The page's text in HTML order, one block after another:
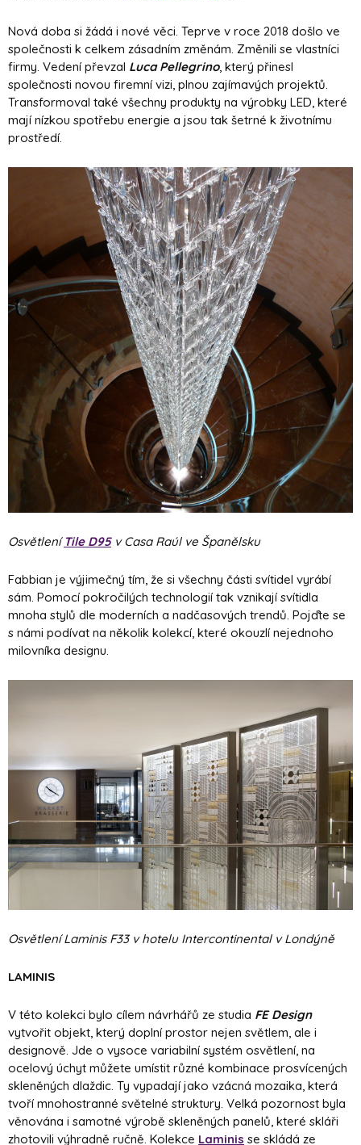
Nová doba si žádá i nové věci. Teprve v roce 2018 došlo ve
společnosti k celkem zásadním změnám. Změnili se vlastníci
firmy. Vedení převzal Luca Pellegrino, který přinesl
společnosti novou firemní vizi, plnou zajímavých projektů.
Transformoval také všechny produkty na výrobky LED, které
mají nízkou spotřebu energie a jsou tak šetrné k životnímu
prostředí.
Osvětlení Tile D95v Casa Raúl ve Španělsku
Fabbian je výjimečný tím, že si všechny části svítidel vyrábí
sám. Pomocí pokročilých technologií tak vznikají svítidla
mnoha stylů dle moderních a nadčasových trendů. Pojďte se
s námi podívat na několik kolekcí, které okouzlí nejednoho
milovníka designu.
Osvětlení Laminis F33 v hotelu Intercontinental v Londýně
LAMINIS
V této kolekci bylo cílem návrhářů ze studia FE Design
vytvořit objekt, který doplní prostor nejen světlem, ale i
designově. Jde o vysoce variabilní systém osvětlení, na
ocelový úchyt můžete umístit různé kombinace prosvícených
skleněných dlaždic. Ty vypadají jako vzácná mozaika, která
tvoří mnohostranné světelné struktury. Velká pozornost byla
věnována i samotné výrobě skleněných panelů, které skláři
zhotovili výhradně ručně. Kolekce Laminis se skládá ze